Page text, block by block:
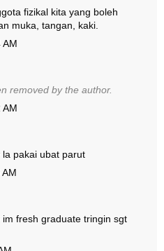
fizikal kita yang boleh
muka, tangan, kaki.
AM
removed by the author.
AM
la pakai ubat parut
fresh graduate tringin sgt